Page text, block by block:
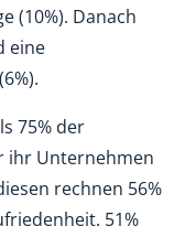
(10%). Danach
eine
75% der
ihr Unternehmen
rechnen 56%
51%